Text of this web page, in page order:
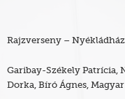
Rajzverseny –
Garibay-Székely Patrícia,
Dorka, Bíró Ágnes,